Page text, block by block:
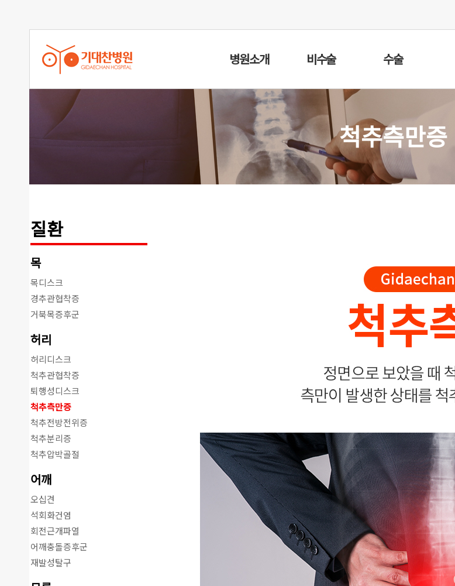
병원소개 비수술 수술
척추측만증
질환
목
목디스크
경추관협착증
거북목증후군
허리
허리디스크
척추관협착증
퇴행성디스크
척추측만증
척추전방전위증
척추분리증
척추압박골절
어깨
오십견
석회화건염
회전근개파열
어깨충돌증후군
재발성탈구